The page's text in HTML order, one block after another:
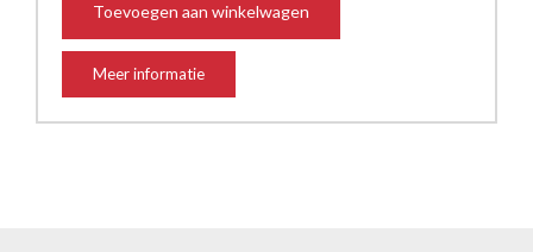
Toevoegen aan winkelwagen
Meer informatie